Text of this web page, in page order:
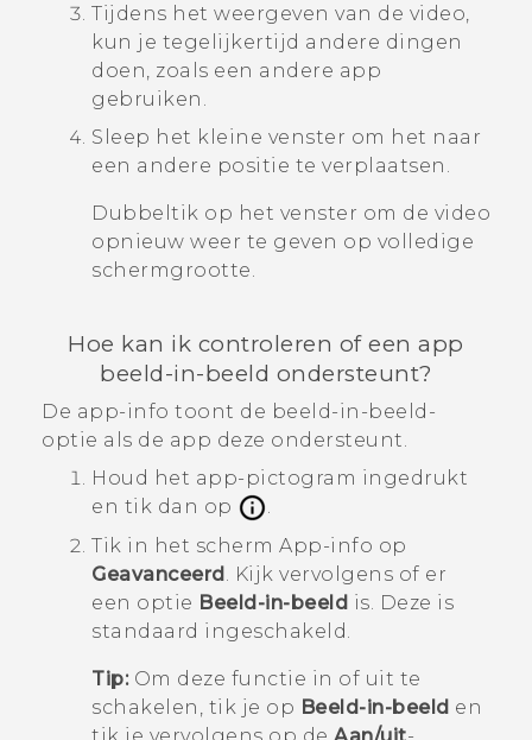
Tijdens het weergeven van de video,
kun je tegelijkertijd andere dingen
doen, zoals een andere app
gebruiken.
Sleep het kleine venster om het naar
een andere positie te verplaatsen.
Dubbeltik op het venster om de video
opnieuw weer te geven op volledige
schermgrootte.
Hoe kan ik controleren of een app
beeld-in-beeld ondersteunt?
De app-info toont de beeld-in-beeld-
optie als de app deze ondersteunt.
Houd het app-pictogram ingedrukt
en tik dan op
.
Tik in het scherm App-info op
Geavanceerd . Kijk vervolgens of er
een optie Beeld-in-beeld is. Deze is
standaard ingeschakeld.
Tip:Om deze functie in of uit te
schakelen, tik je op Beeld-in-beeld en